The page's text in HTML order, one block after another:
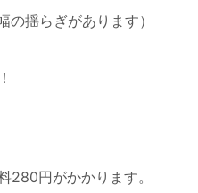
揺らぎがあります）
280円がかかります。